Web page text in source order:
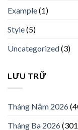
Example(1)
Style(5)
Uncategorized(3)
LƯU TRỮ
Tháng Năm 2026
Tháng Ba 2026